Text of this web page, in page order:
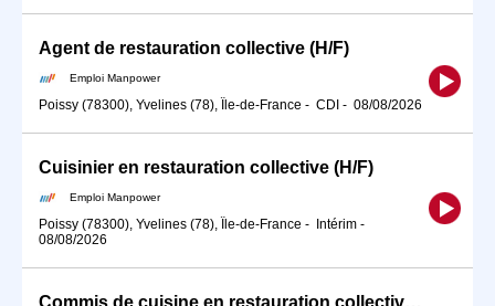
Agent de restauration collective (H/F)
Emploi Manpower
Poissy (78300), Yvelines (78), Île-de-France - CDI - 08/08/2026
Cuisinier en restauration collective (H/F)
Emploi Manpower
Poissy (78300), Yvelines (78), Île-de-France - Intérim -
08/08/2026
Commis de cuisine en restauration collective (H/F)